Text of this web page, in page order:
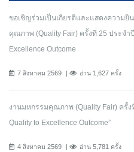
ขอเชิญร่วมเป็นเกียรติและแสดงความยิ
คุณภาพ (Quality Fair) ครั้งที่ 25 ประจำ
Excellence Outcome
7 สิงหาคม 2569 อ่าน 1,627 ครั้ง
งานมหกรรมคุณภาพ (Quality Fair) ครั้ง
Quality to Excellence Outcome”
4 สิงหาคม 2569 อ่าน 5,781 ครั้ง